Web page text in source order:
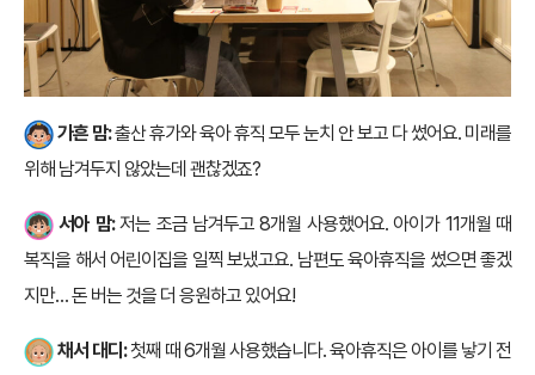
가흔 맘:출산 휴가와 육아 휴직 모두 눈치 안 보고 다 썼어요. 미래를
위해 남겨두지 않았는데 괜찮겠죠?
서아 맘:저는 조금 남겨두고 8개월 사용했어요. 아이가 11개월 때
복직을 해서 어린이집을 일찍 보냈고요. 남편도 육아휴직을 썼으면 좋겠
지만… 돈 버는 것을 더 응원하고 있어요!
채서 대디:첫째 때 6개월 사용했습니다. 육아휴직은 아이를 낳기 전